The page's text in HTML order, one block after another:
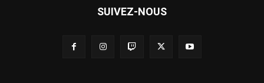
SUIVEZ-NOUS